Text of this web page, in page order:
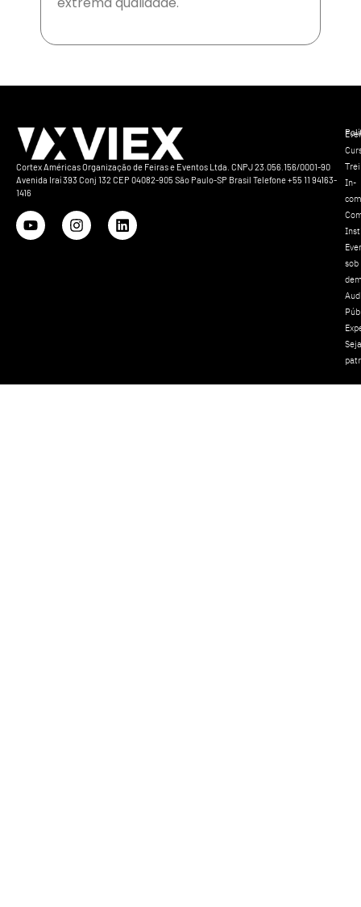
Cortex Américas Organização de Feiras e Eventos Ltda. CNPJ 23.056.156/0001-90
Avenida Iraí 393 Conj 132 CEP 04082-905 São Paulo-SP Brasil Telefone +55 11 94163-
1416
In-
sob